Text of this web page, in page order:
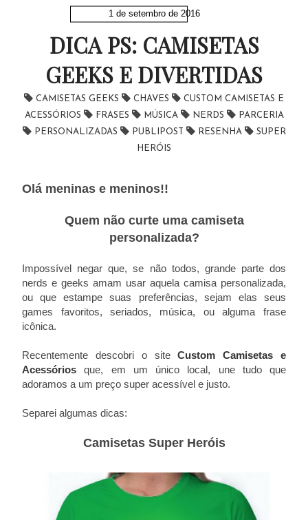
1 de setembro de 2016
DICA PS: CAMISETAS
GEEKS E DIVERTIDAS
CAMISETAS GEEKS CHAVES
CUSTOM CAMISETAS E
ACESSÓRIOS
FRASES MÚSICA NERDS
PARCERIA
PERSONALIZADAS
PUBLIPOST RESENHA
SUPER
HERÓIS
Olá meninas e meninos!!
Quem não curte uma camiseta
personalizada?
Impossível negar que, se não todos, grande parte dos
nerds e geeks amam usar aquela camisa personalizada,
ou que estampe suas preferências, sejam elas seus
games favoritos, seriados, música, ou alguma frase
icônica.
Recentemente descobri o siteCustom Camisetas e
Acessóriosque, em um único local, une tudo que
adoramos a um preço super acessível e justo.
Separei algumas dicas:
Camisetas Super Heróis